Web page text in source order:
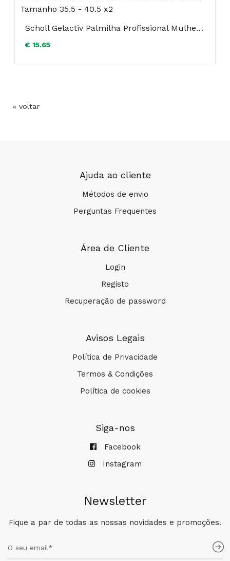
Scholl Gelactiv Palmilha Profissional Mulher - Tamanho 35.5 - 40.5 x2
€ 15.65
« voltar
Ajuda ao cliente
Métodos de envio
Perguntas Frequentes
Área de Cliente
Login
Registo
Recuperação de password
Avisos Legais
Política de Privacidade
Termos & Condições
Política de cookies
Siga-nos
Facebook
Instagram
Newsletter
Fique a par de todas as nossas novidades e promoções.